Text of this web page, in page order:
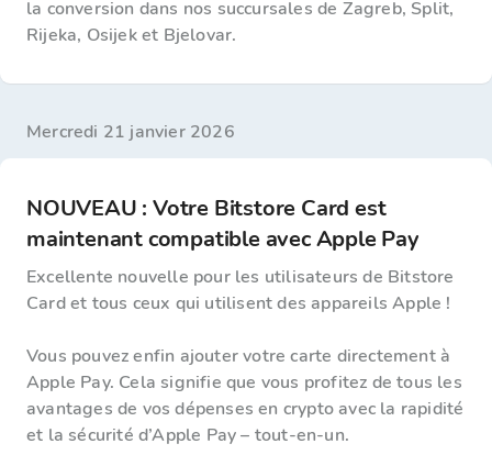
la conversion dans nos succursales de Zagreb, Split,
Rijeka, Osijek et Bjelovar.
mercredi 21 janvier 2026
NOUVEAU : Votre Bitstore Card est
maintenant compatible avec Apple Pay
Excellente nouvelle pour les utilisateurs de Bitstore
Card et tous ceux qui utilisent des appareils Apple !
Vous pouvez enfin ajouter votre carte directement à
Apple Pay. Cela signifie que vous profitez de tous les
avantages de vos dépenses en crypto avec la rapidité
et la sécurité d’Apple Pay – tout-en-un.